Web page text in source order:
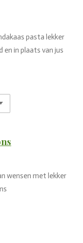
pasta lekker
in plaats van jus
wensen met lekker